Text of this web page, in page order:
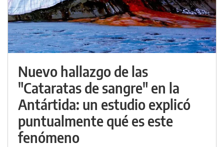
Nuevo hallazgo de las
"Cataratas de sangre" en la
Antártida: un estudio explicó
puntualmente qué es este
fenómeno